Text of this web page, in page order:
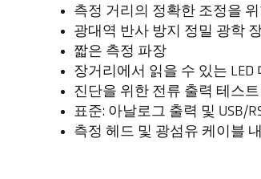
측정 거리의 정확한 조정을
광대역 반사 방지 정밀 광학
짧은 측정 파장
장거리에서 읽을 수 있는 LED
진단을 위한 전류 출력 테스
표준: 아날로그 출력 및 USB/
측정 헤드 및 광섬유 케이블